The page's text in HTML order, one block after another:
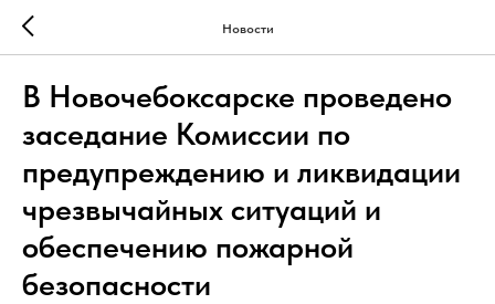
Новости
В Новочебоксарске проведено
заседание Комиссии по
предупреждению и ликвидации
чрезвычайных ситуаций и
обеспечению пожарной
безопасности